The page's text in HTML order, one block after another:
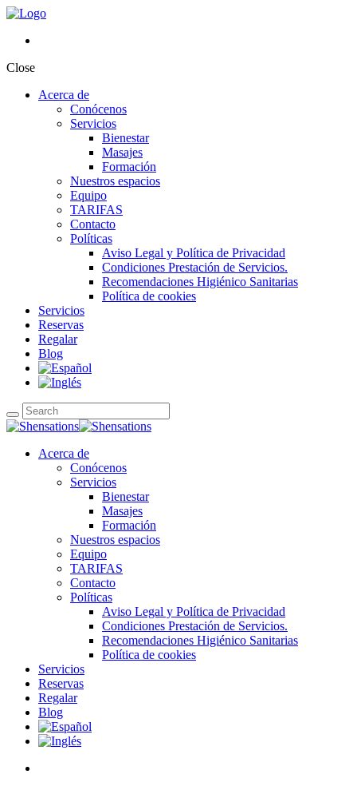
Close
Acerca de
Conócenos
Servicios
Bienestar
Masajes
Formación
Nuestros espacios
Equipo
TARIFAS
Contacto
Políticas
Aviso Legal y Política de Privacidad
Condiciones Prestación de Servicios.
Recomendaciones Higiénico Sanitarias
Política de cookies
Servicios
Reservas
Regalar
Blog
Acerca de
Conócenos
Servicios
Bienestar
Masajes
Formación
Nuestros espacios
Equipo
TARIFAS
Contacto
Políticas
Aviso Legal y Política de Privacidad
Condiciones Prestación de Servicios.
Recomendaciones Higiénico Sanitarias
Política de cookies
Servicios
Reservas
Regalar
Blog